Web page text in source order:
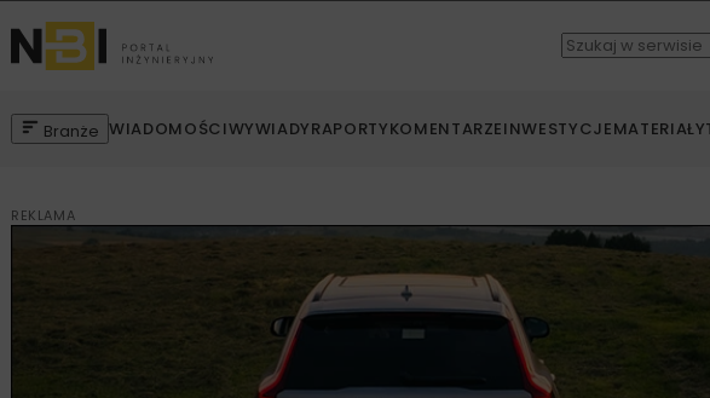
Branże WIADOMOŚCIWYWIADYRAPORTYKOMENTARZEINWESTYCJEMATERIAŁY
REKLAMA